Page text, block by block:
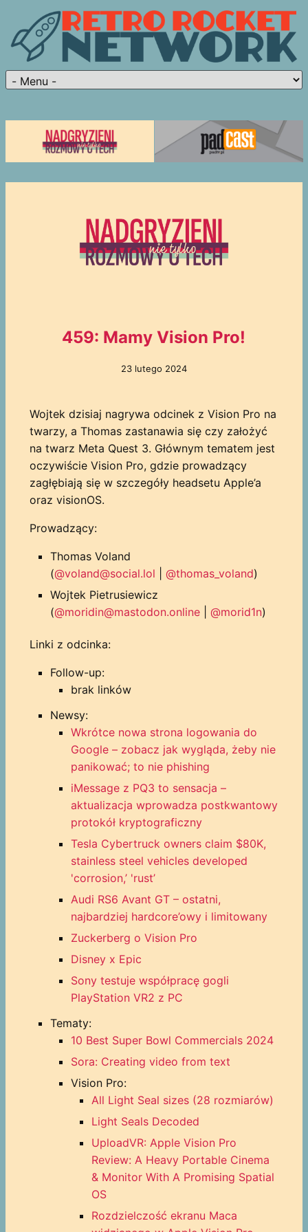
459: Mamy Vision Pro!
23 lutego 2024
Wojtek dzisiaj nagrywa odcinek z Vision Pro na
twarzy, a Thomas zastanawia się czy założyć
na twarz Meta Quest 3. Głównym tematem jest
oczywiście Vision Pro, gdzie prowadzący
zagłębiają się w szczegóły headsetu Apple’a
oraz visionOS.
Prowadzący:
Thomas Voland
(@voland@social.lol @thomas_voland)
Wojtek Pietrusiewicz
(@moridin@mastodon.online| @morid1n)
Linki z odcinka:
Follow-up:
brak linków
Newsy:
Wkrótce nowa strona logowania do
Google – zobacz jak wygląda, żeby nie
panikować; to nie phishing
iMessage z PQ3 to sensacja –
aktualizacja wprowadza postkwantowy
protokół kryptograficzny
Tesla Cybertruck owners claim $80K,
stainless steel vehicles developed
'corrosion,’ 'rust’
Audi RS6 Avant GT – ostatni,
najbardziej hardcore’owy i limitowany
Zuckerberg o Vision Pro
Disney x Epic
Sony testuje współpracę gogli
PlayStation VR2 z PC
Tematy:
10 Best Super Bowl Commercials 2024
Sora: Creating video from text
Vision Pro:
All Light Seal sizes (28 rozmiarów)
Light Seals Decoded
UploadVR: Apple Vision Pro
Review: A Heavy Portable Cinema
& Monitor With A Promising Spatial
OS
Rozdzielczość ekranu Maca